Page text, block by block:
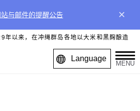
与邮件的提醒公告 ×
年以来，在冲绳群岛各地以大米和黑麹酿造
Language
MENU